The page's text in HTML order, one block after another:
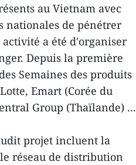
au Vietnam avec
nationales de pénétrer
a été d'organiser
Depuis la première
Semaines des produits
Emart (Corée du
Group (Thaïlande) ...
projet incluent la
réseau de distribution